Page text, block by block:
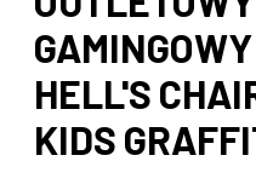
HELL'S
KIDS